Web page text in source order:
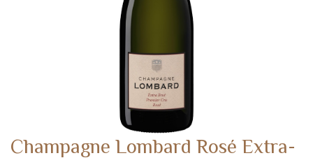
Champagne Lombard Rosé Extra-